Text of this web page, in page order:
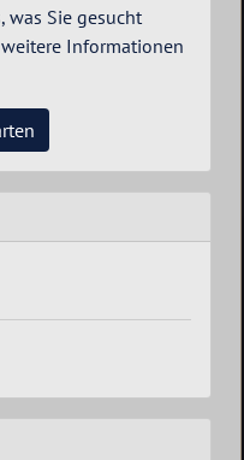
was Sie gesucht
Informationen